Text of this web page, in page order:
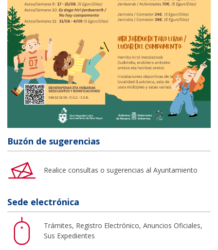
Buzón de sugerencias
Realice consultas o sugerencias al Ayuntamiento
Sede electrónica
Trámites, Registro Electrónico, Anuncios Oficiales,
Sus Expedientes